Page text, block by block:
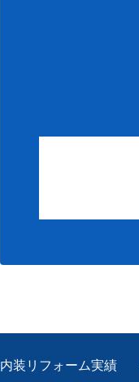
内装リフォーム実績